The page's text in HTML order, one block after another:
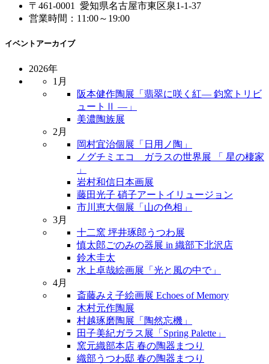
〒461-0001 愛知県名古屋市東区泉1-1-37
営業時間：11:00～19:00
イベントアーカイブ
2026年
1月
阪本健作陶展「翡翠に咲く紅― 鈞窯トリビ
ュートⅡ ―」
美濃陶族展
2月
岡村宜治個展「日用ノ陶」
ノグチミエコ ガラスの世界展 「 星の棲家
」
岩村和信日本画展
藤田光子 硝子アートイリュージョン
市川恵大個展「山の色相」
3月
十二窯 坪井琢郎うつわ展
慎太郎ごのみの器展 in 織部下北沢店
鈴木圭太
水上卓哉絵画展「光と風の中で」
4月
斎藤みえ子絵画展 Echoes of Memory
木村元作陶展
村越琢磨陶展「陶然忘機」
田子美紀ガラス展「Spring Palette」
窯元織部本店 春の陶器まつり
織部うつわ邸 春の陶器まつり